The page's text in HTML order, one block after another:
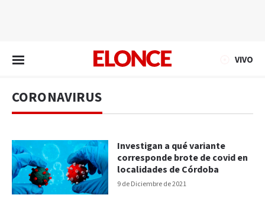
VIVO
CORONAVIRUS
9 de Diciembre de 2021
Investigan a qué variante
corresponde brote de covid en
localidades de Córdoba